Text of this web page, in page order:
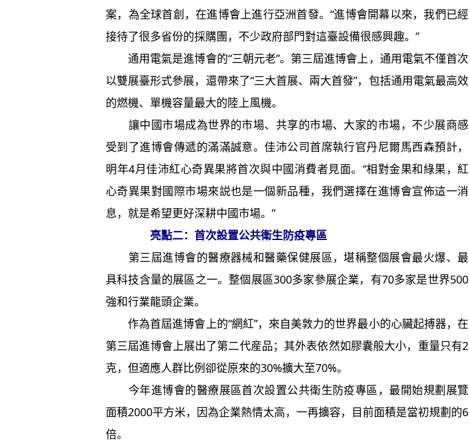
案，為全球首創，在進博會上進行亞洲首發。“進博會開幕以來，我們已經
接待了很多省份的採購團，不少政府部門對這臺設備很感興趣。”
通用電氣是進博會的“三朝元老”。第三屆進博會上，通用電氣不僅首次
以雙展臺形式參展，還帶來了“三大首展、兩大首發”，包括通用電氣最高效
的燃機、單機容量最大的陸上風機。
讓中國市場成為世界的市場、共享的市場、大家的市場，不少展商感
受到了進博會傳遞的滿滿誠意。佳沛公司首席執行官丹尼爾馬西森預計，
明年4月佳沛紅心奇異果將首次與中國消費者見面。“相對金果和綠果，紅
心奇異果對國際市場來説也是一個新品種，我們選擇在進博會宣佈這一消
息，就是希望更好深耕中國市場。”
亮點二：首次設置公共衛生防疫專區
第三屆進博會的醫療器械和醫藥保健展區，堪稱整個展會最火爆、最
具科技含量的展區之一。整個展區300多家參展企業，有70多家是世界500
強和行業龍頭企業。
作為首屆進博會上的“網紅”，來自美敦力的世界最小的心臟起搏器，在
第三屆進博會上展出了第二代産品；其外表依然如膠囊般大小，重量只有2
克，但適應人群比例卻從原來的30%擴大至70%。
今年進博會的醫療展區首次設置公共衛生防疫專區，最開始規劃展覽
面積2000平方米，因為企業熱情太高，一再擴容，目前面積是當初規劃的6
倍。